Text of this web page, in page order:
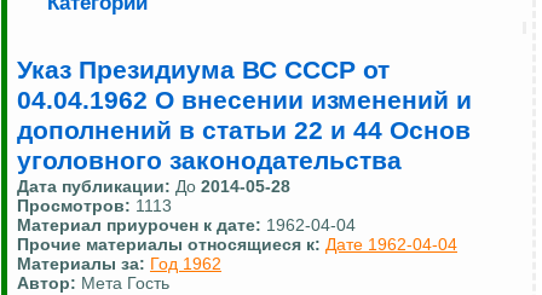
Указ Президиума ВС СССР от
04.04.1962 О внесении изменений и
дополнений в статьи 22 и 44 Основ
уголовного законодательства
Дата публикации: До 2014-05-28
Просмотров: 1113
Материал приурочен к дате: 1962-04-04
Прочие материалы относящиеся к: Дате 1962-04-04
Материалы за: Год 1962
Автор: Мета Гость